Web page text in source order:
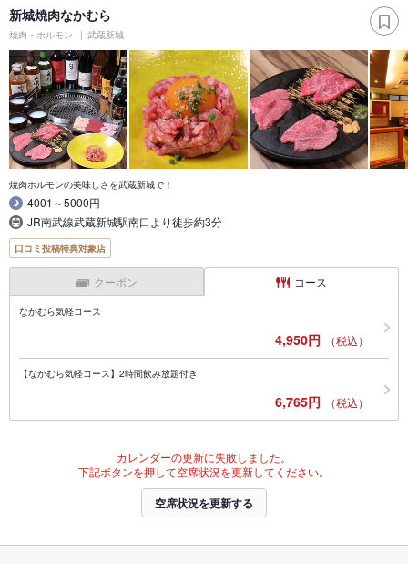
新城焼肉なかむら
焼肉・ホルモン 武蔵新城
焼肉ホルモンの美味しさを武蔵新城で！
4001～5000円
JR南武線武蔵新城駅南口より徒歩約3分
口コミ投稿特典対象店
クーポン コース
なかむら気軽コース
4,950円 （税込）
【なかむら気軽コース】2時間飲み放題付き
6,765円 （税込）
カレンダーの更新に失敗しました。
下記ボタンを押して空席状況を更新してください。
空席状況を更新する